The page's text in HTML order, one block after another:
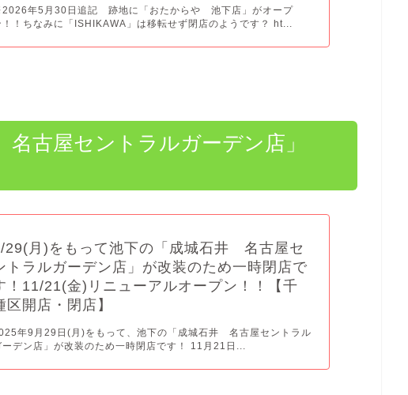
年5月30日追記 跡地に「おたからや 池下店」がオープ
！！ちなみに「ISHIKAWA」は移転せず閉店のようです？ ht...
古屋セントラルガーデン店」
29(月)をもって池下の「成城石井 名古屋セ
トラルガーデン店」が改装のため一時閉店で
！11/21(金)リニューアルオープン！！【千
区開店・閉店】
年9月29日(月)をもって、池下の「成城石井 名古屋セントラル
ーデン店」が改装のため一時閉店です！ 11月21日...